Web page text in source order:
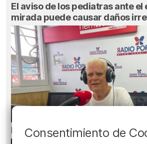
El aviso de los pediatras ante el
mirada puede causar daños
El bilbaíno que opta a un récord
Consentimiento de